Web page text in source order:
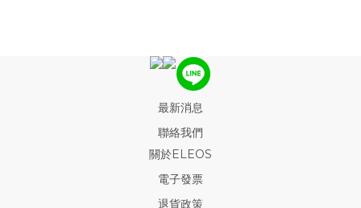
最新消息
聯絡我們
關於ELEOS
電子發票
退貨政策